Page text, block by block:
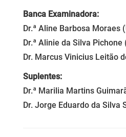
Banca Examinadora:
Dr.ª Aline Barbosa Moraes
Dr.ª Alinie da Silva Pichone
Dr. Marcus Vinicius Leitão
Suplentes:
Dr.ª Marilia Martins
Dr. Jorge Eduardo da Silva